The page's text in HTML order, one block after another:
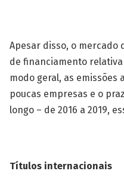
Apesar disso, o mercado
de financiamento
modo geral, as emissões
poucas empresas e o
longo – de 2016 a 2019,
Títulos internacionais